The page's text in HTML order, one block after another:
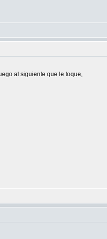
al siguiente que le toque,